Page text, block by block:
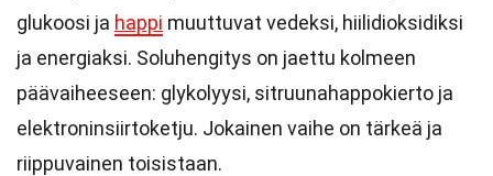
glukoosi ja happi muuttuvat vedeksi, hiilidioksidiksi
ja energiaksi. Soluhengitys on jaettu kolmeen
päävaiheeseen: glykolyysi, sitruunahappokierto ja
elektroninsiirtoketju. Jokainen vaihe on tärkeä ja
riippuvainen toisistaan.